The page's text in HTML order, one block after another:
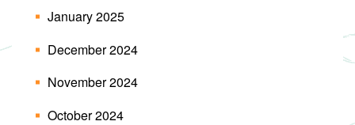
January 2025
December 2024
November 2024
October 2024